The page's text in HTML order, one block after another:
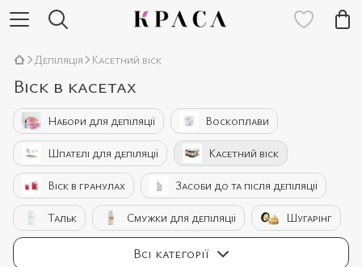
Депіляція Касетний віск
Віск в касетах
Набори для депіляції Воскоплави
Шпателі для депіляції Касетний віск
Віск в гранулах Засоби до та після депіляції
Тальк Смужки для депіляції Шугарінг
Лазерні епілятори Аксесуари для депіляції
Всі категорії